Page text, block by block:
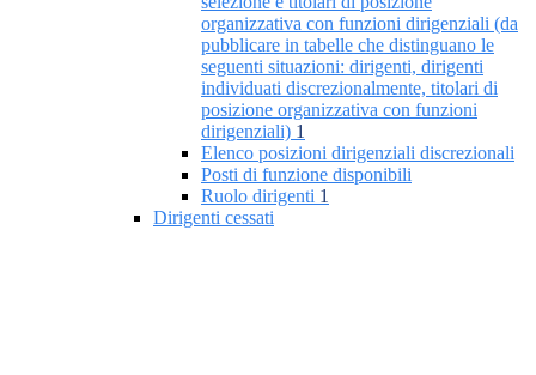
organizzativa con funzioni dirigenziali (da
pubblicare in tabelle che distinguano le
seguenti situazioni: dirigenti, dirigenti
individuati discrezionalmente, titolari di
posizione organizzativa con funzioni
dirigenziali) 1
Elenco posizioni dirigenziali discrezionali
Posti di funzione disponibili
Ruolo dirigenti 1
Dirigenti cessati